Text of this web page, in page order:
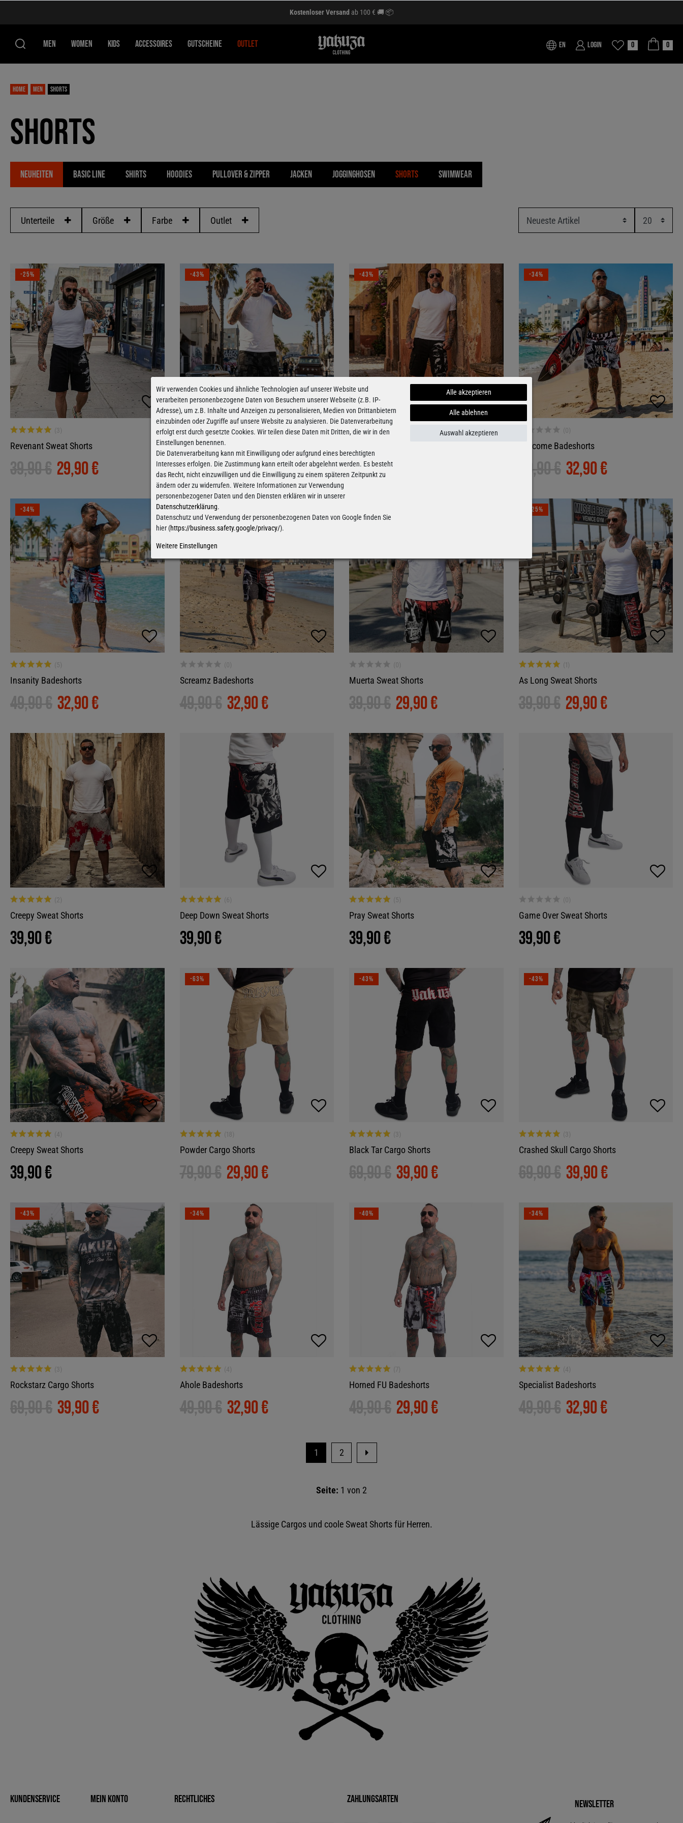
Kostenloser Versand ab 100 € 🚚 📦
MEN WOMEN KIDS ACCESSOIRES GUTSCHEINE OUTLET EN Login 0 0
Home Men Shorts
Shorts
Neuheiten Basic Line Shirts Hoodies Pullover & Zipper Jacken Jogginghosen Shorts Swimwear
Unterteile Größe Farbe Outlet
-25%
Revenant Sweat Shorts
39,90 € 29,90 €
-43%
Checkered Allover Cargo Shorts
69,90 € 39,90 €
-43%
69,90 €
-34%
Welcome Badeshorts
49,90 € 32,90 €
-34%
Insanity Badeshorts
49,90 € 32,90 €
-34%
Screamz Badeshorts
49,90 € 32,90 €
Muerta Sweat Shorts
39,90 € 29,90 €
-25%
As Long Sweat Shorts
39,90 € 29,90 €
Creepy Sweat Shorts
39,90 €
Deep Down Sweat Shorts
39,90 €
Pray Sweat Shorts
39,90 €
Game Over Sweat Shorts
39,90 €
Creepy Sweat Shorts
39,90 €
-63%
Powder Cargo Shorts
79,90 € 29,90 €
-43%
Black Tar Cargo Shorts
69,90 € 39,90 €
-43%
Crashed Skull Cargo Shorts
69,90 € 39,90 €
-43%
Rockstarz Cargo Shorts
69,90 € 39,90 €
-34%
Ahole Badeshorts
49,90 € 32,90 €
-40%
Horned FU Badeshorts
49,90 € 29,90 €
-34%
Specialist Badeshorts
49,90 € 32,90 €
1 2
Seite: 1 von 2
Lässige Cargos und coole Sweat Shorts für Herren.
Kundenservice Mein Konto Rechtliches Zahlungsarten Newsletter
Wir verwenden Cookies und ähnliche Technologien auf unserer Website und
verarbeiten personenbezogene Daten von Besuchern unserer Webseite (z.B. IP-
Adresse), um z.B. Inhalte und Anzeigen zu personalisieren, Medien von Drittanbietern
einzubinden oder Zugriffe auf unsere Website zu analysieren. Die Datenverarbeitung
erfolgt erst durch gesetzte Cookies. Wir teilen diese Daten mit Dritten, die wir in den
Einstellungen benennen.
Die Datenverarbeitung kann mit Einwilligung oder aufgrund eines berechtigten
Interesses erfolgen. Die Zustimmung kann erteilt oder abgelehnt werden. Es besteht
das Recht, nicht einzuwilligen und die Einwilligung zu einem späteren Zeitpunkt zu
ändern oder zu widerrufen. Weitere Informationen zur Verwendung
personenbezogener Daten und den Diensten erklären wir in unserer
Datenschutzerklärung.
Datenschutz und Verwendung der personenbezogenen Daten von Google finden Sie
hier (https://business.safety.google/privacy/).
Weitere Einstellungen
Alle akzeptieren
Alle ablehnen
Auswahl akzeptieren